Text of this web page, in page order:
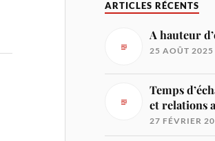
ARTICLES RÉCENTS
A hauteur
25 AOÛT 2025
Temps
et relations
27 FÉVRIER